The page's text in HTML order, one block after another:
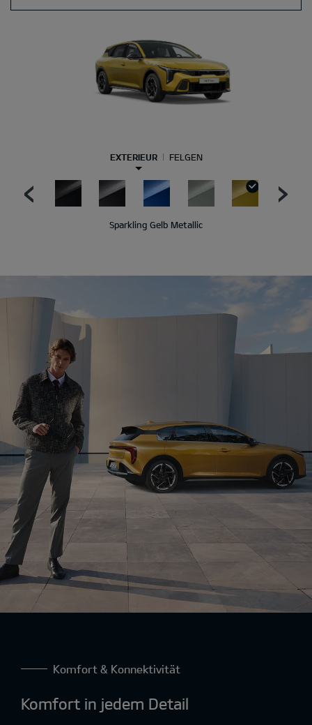
EXTERIEUR FELGEN
Sparkling Gelb Metallic
Komfort & Konnektivität
Komfort in jedem Detail